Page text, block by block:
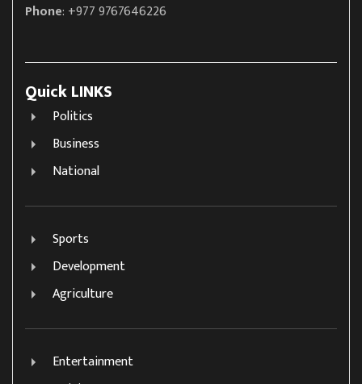
Phone: +977 9767646226
Quick LINKS
Politics
Business
National
Sports
Development
Agriculture
Entertainment